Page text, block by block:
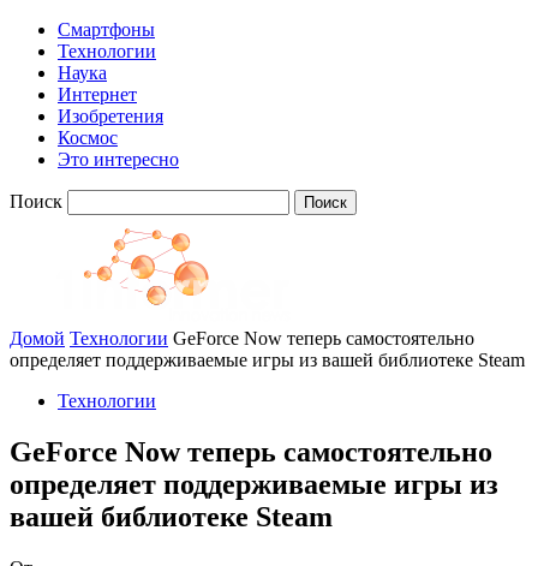
Смартфоны
Технологии
Наука
Интернет
Изобретения
Космос
Это интересно
Поиск
Домой Технологии GeForce Now теперь самостоятельно
определяет поддерживаемые игры из вашей библиотеке Steam
Технологии
GeForce Now теперь самостоятельно
определяет поддерживаемые игры из
вашей библиотеке Steam